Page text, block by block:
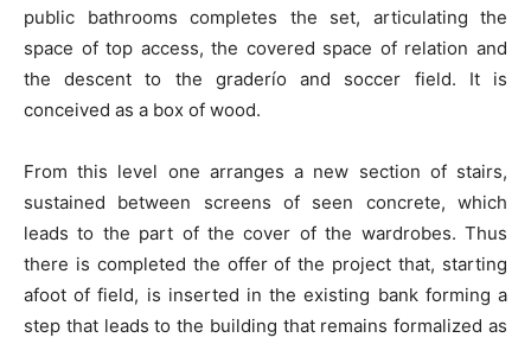
public bathrooms completes the set, articulating the
space of top access, the covered space of relation and
the descent to the graderío and soccer field. It is
conceived as a box of wood.
From this level one arranges a new section of stairs,
sustained between screens of seen concrete, which
leads to the part of the cover of the wardrobes. Thus
there is completed the offer of the project that, starting
afoot of field, is inserted in the existing bank forming a
step that leads to the building that remains formalized as